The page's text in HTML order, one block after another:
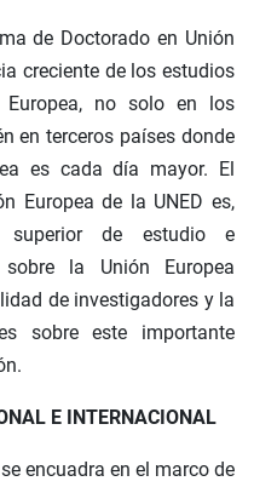
de Doctorado en Unión
creciente de los estudios
Europea, no solo en los
en terceros países donde
es cada día mayor. El
Europea de la UNED es,
superior de estudio e
la Unión Europea
de investigadores y la
sobre este importante
E INTERNACIONAL
encuadra en el marco de